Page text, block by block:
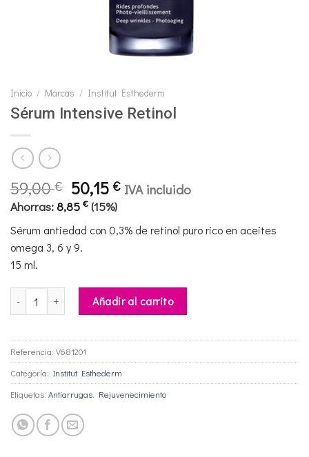
Inicio / Marcas / Institut Esthederm
Sérum Intensive Retinol
59,00€ El
precio
original
era:
59,00 €.
50,15€El
actual
es:
IVA incluido
Ahorras:8,85 € (15%)
Sérum antiedad con 0,3% de retinol puro rico en aceites
omega 3, 6 y 9.
15 ml.
Sérum Intensive Retinol cantidad
Añadir al carrito
Referencia: V681201
Categoría: Institut Esthederm
Etiquetas: Antiarrugas Rejuvenecimiento